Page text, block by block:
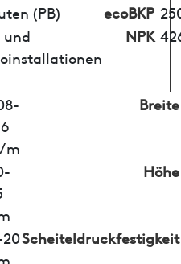
(PB) ecoBKP
und
NPK
m
Breite
Höhe
20Scheiteldruckfestigkeit